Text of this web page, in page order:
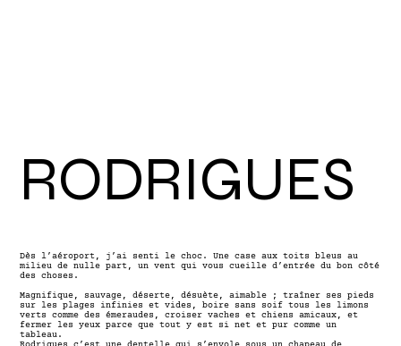
Dès l’aéroport, j’ai senti le choc. Une case aux toits bleus au
milieu de nulle part, un vent qui vous cueille d’entrée du bon côté
des choses.
Magnifique, sauvage, déserte, désuète, aimable ; traîner ses pieds
sur les plages infinies et vides, boire sans soif tous les limons
verts comme des émeraudes, croiser vaches et chiens amicaux, et
fermer les yeux parce que tout y est si net et pur comme un
tableau.
RODRIGUES